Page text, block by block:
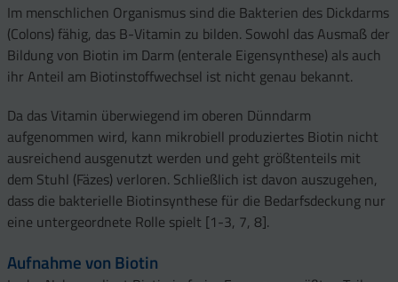
Im menschlichen Organismus sind die Bakterien des Dickdarms
(Colons) fähig, das B-Vitamin zu bilden. Sowohl das Ausmaß der
Bildung von Biotin im Darm (enterale Eigensynthese) als auch
ihr Anteil am Biotinstoffwechsel ist nicht genau bekannt.
Da das Vitamin überwiegend im oberen Dünndarm
aufgenommen wird, kann mikrobiell produziertes Biotin nicht
ausreichend ausgenutzt werden und geht größtenteils mit
dem Stuhl (Fäzes) verloren. Schließlich ist davon auszugehen,
dass die bakterielle Biotinsynthese für die Bedarfsdeckung nur
eine untergeordnete Rolle spielt [1-3, 7, 8].
Aufnahme von Biotin